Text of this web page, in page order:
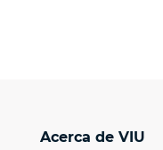
Acerca de VIU